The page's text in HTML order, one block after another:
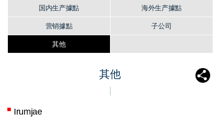
国内生产據點 海外生产據點
营销據點 子公司
其他
其他
Irumjae